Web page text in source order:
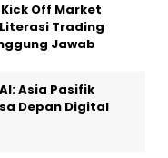
Off Market
Trading
Jawab
Asia Pasifik
Depan Digital